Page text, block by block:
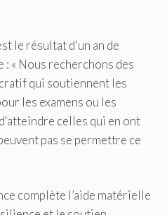
le résultat d'un an de
« Nous recherchons des
qui soutiennent les
les examens ou les
celles qui en ont
pas se permettre ce